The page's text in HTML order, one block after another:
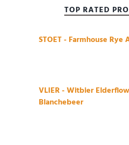
TOP RATED
STOET - Farmhouse Rye
VLIER - Witbier
Blanchebeer